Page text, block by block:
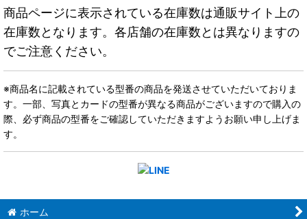
商品ページに表示されている在庫数は通販サイト上の
在庫数となります。各店舗の在庫数とは異なりますの
でご注意ください。
※商品名に記載されている型番の商品を発送させていただいておりま
す。一部、写真とカードの型番が異なる商品がございますので購入の
際、必ず商品の型番をご確認していただきますようお願い申し上げま
す。
ホーム